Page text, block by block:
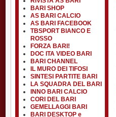
BARI SHOP
AS BARI CALCIO
AS BARI FACEBOOK
TBSPORT BIANCO E
ROSSO
FORZA BARI!
DOC ITA VIDEO BARI
BARI CHANNEL
IL MURO DEI TIFOSI
SINTESI PARTITE BARI
LA SQUADRA DEL BARI
INNO BARI CALCIO
CORI DEL BARI
GEMELLAGGI BARI
BARI DESKTOP e